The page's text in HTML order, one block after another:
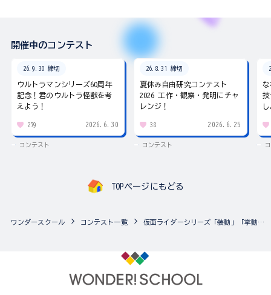
開催中のコンテスト
26.9.30 締切
ウルトラマンシリーズ60周年
記念！君のウルトラ怪獣を考
えよう！
279 2026.6.30
コンテスト
26.8.31 締切
夏休み自由研究コンテスト
2026 工作・観察・発明にチャ
レンジ！
38 2026.6.25
コンテスト
な
技
TOPページにもどる
ワンダースクール コンテスト一覧 仮面ライダーシリーズ「装動」「掌動EXCEED」「SO-DO」アルバム